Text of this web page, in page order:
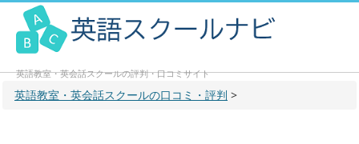
英語教室・英会話スクールの評判・口コミサイト
英語教室・英会話スクールの口コミ・評判 >